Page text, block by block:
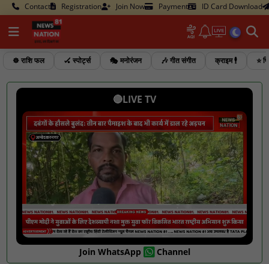
Contact Registration Join Now Payment ID Card Download
☸️ राशि फल 🏑 स्पोर्ट्स 🎭 मनोरंजन 🎶 गीत संगीत क्राइम 🕴️ ⭐
🔴LIVE TV
Join WhatsApp Channel